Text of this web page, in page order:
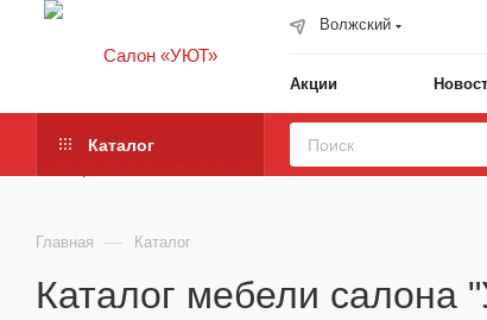
Волжский
Акции
Каталог
Главная — Каталог
Каталог мебели